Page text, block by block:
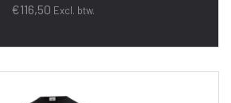
€116,50 Excl. btw.